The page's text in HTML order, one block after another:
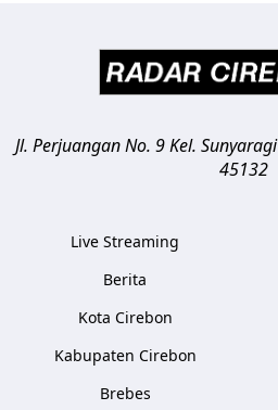
Jl. Perjuangan No. 9 Kel. Sunyaragi
45132
Live Streaming
Berita
Kota Cirebon
Kabupaten Cirebon
Brebes